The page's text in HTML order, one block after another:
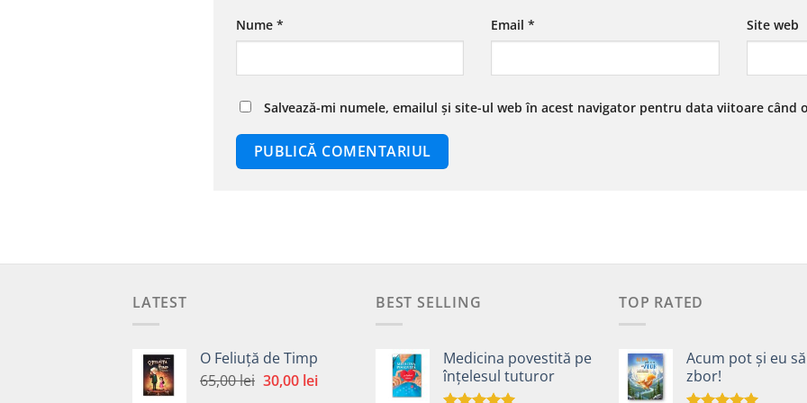
Nume * Email* Site web
Salvează-mi numele, emailul și site-ul web în acest navigator pentru data viitoare când
LATEST
O Feliuță de Timp
65,00lei Prețul
30,00 leiPrețul
BEST SELLING
Medicina povestită pe
înțelesul tuturor
TOP RATED
Acum pot și eu să
zbor!